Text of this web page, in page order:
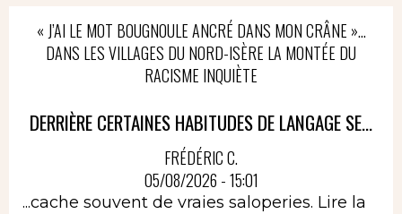
« J’AI LE MOT BOUGNOULE ANCRÉ DANS MON CRÂNE »…
DANS LES VILLAGES DU NORD-ISÈRE LA MONTÉE DU
RACISME INQUIÈTE
DERRIÈRE CERTAINES HABITUDES DE LANGAGE SE...
FRÉDÉRIC C.
05/08/2026 - 15:01
...cache souvent de vraies saloperies. Lire la